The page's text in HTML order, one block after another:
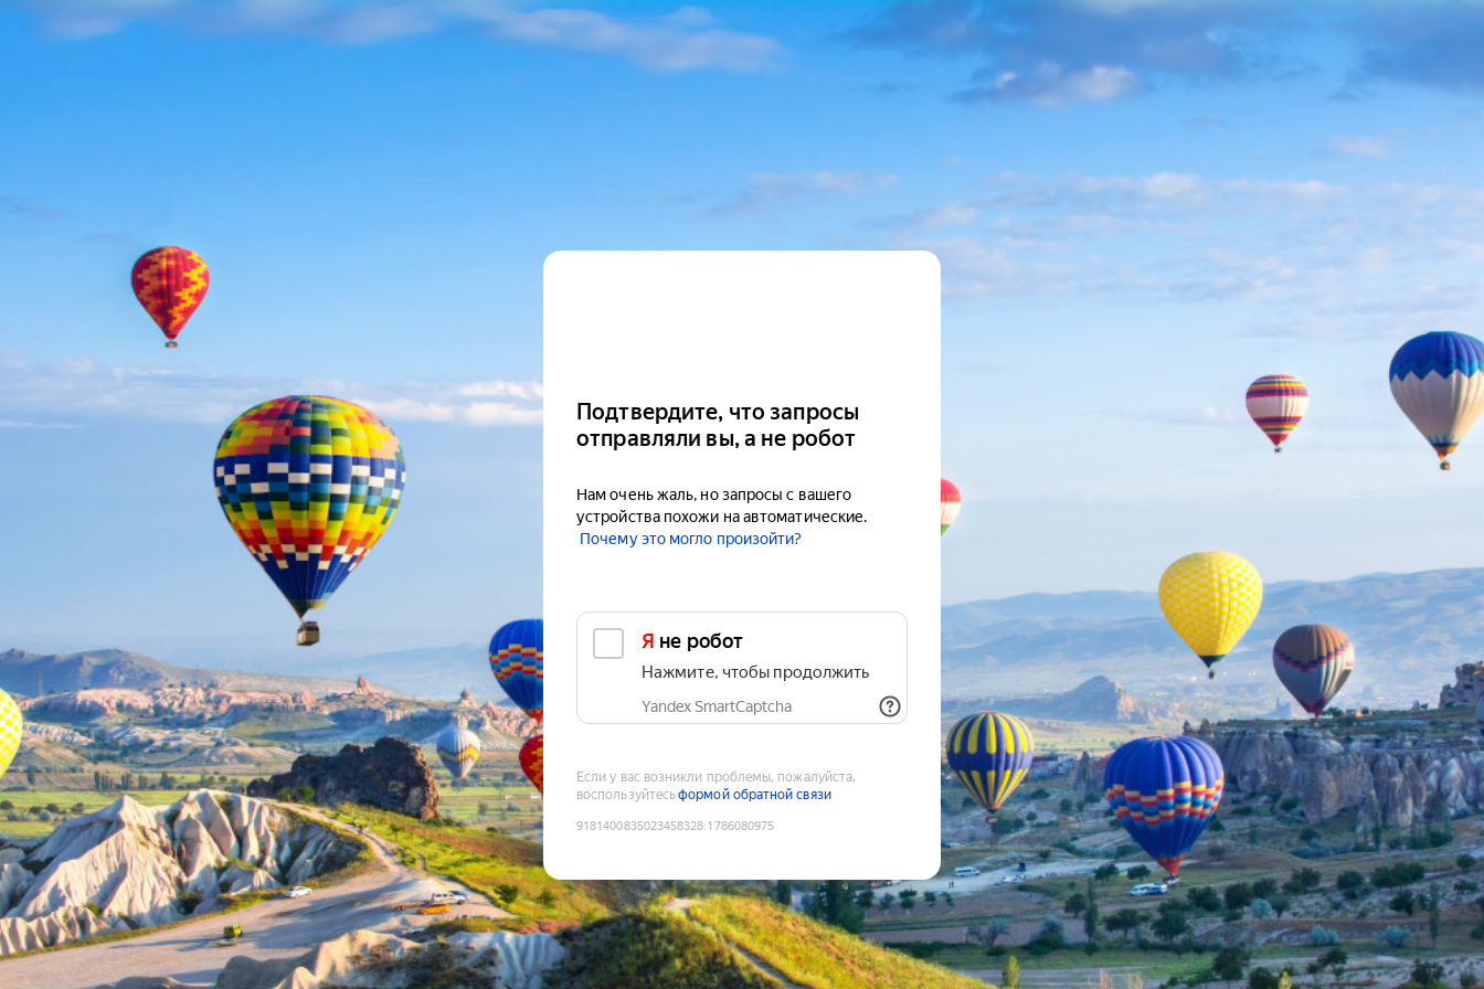
Подтвердите, что запросы
отправляли вы, а не робот
Нам очень жаль, но запросы с вашего
устройства похожи на автоматические.
Почему это могло произойти?
Я не робот
Нажмите, чтобы продолжить
Yandex SmartCaptcha
Если у вас возникли проблемы, пожалуйста,
воспользуйтесьформой обратной связи
9181400835023458328:1786080975